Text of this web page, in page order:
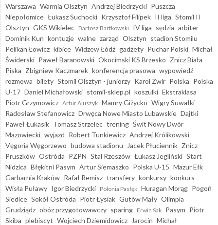
Warszawa Warmia Olsztyn Andrzej Biedrzycki Puszcza
Niepołomice Łukasz Suchocki Krzysztof Filipek II liga Stomil II
Olsztyn GKS Wikielec Bartosz Bartkowski IV liga sędzia arbiter
Dominik Kun kontuzje walne zarząd Olsztyn stadion Stomilu
Pelikan Łowicz kibice Widzew Łódź gadżety Puchar Polski Michał
Świderski Paweł Baranowski Okocimski KS Brzesko Znicz Biała
Piska Zbigniew Kaczmarek konferencja prasowa wypowiedź
rozmowa bilety Stomil Olsztyn - juniorzy Karol Żwir Polska Polska
U-17 Daniel Michałowski stomil-sklep.pl koszulki Ekstraklasa
Piotr Grzymowicz Artur Aluszyk Mamry Giżycko Wigry Suwałki
Radosław Stefanowicz Drwęca Nowe Miasto Lubawskie Dajtki
Paweł Łukasik Tomasz Strzelec trening Świt Nowy Dwór
Mazowiecki wyjazd Robert Tunkiewicz Andrzej Królikowski
Vęgoria Węgorzewo budowa stadionu Jacek Płuciennik Znicz
Pruszków Ostróda PZPN Stal Rzeszów Łukasz Jegliński Start
Nidzica Błękitni Pasym Artur Siemaszko Polska U-15 Mazur Ełk
Garbarnia Kraków Rafał Remisz transfery konkursy konkurs
Wisła Puławy Igor Biedrzycki Polonia Pasłęk Huragan Morąg Pogoń
Siedlce Sokół Ostróda Piotr Łysiak Gutów Mały Olimpia
Grudziądz obóz przygotowawczy sparing Erwin Sak Pasym Piotr
Skiba plebiscyt Wojciech Dziemidowicz Jarocin Michał